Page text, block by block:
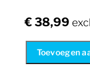
€38,99
Toevoegen